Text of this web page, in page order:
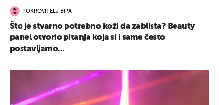
POKROVITELJ BIPA
Što je stvarno potrebno koži da zablista? Beauty
panel otvorio pitanja koja si i same često
postavljamo...